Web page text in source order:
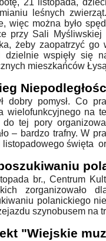
21 listopada,
leśnych
więc można było
przy Sali
żeby zaopatrzyć
dzielnie wspięły się
mieszkańców
dobry pomysł. Co
wielofunkcyjnego na
do tej pory
– bardzo trafny. W
listopadowego święta
br., Centrum
polanickiego
szynobusem na
"Wiejskie